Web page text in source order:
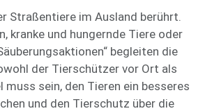
Straßentiere im Ausland berührt.
kranke und hungernde Tiere oder
begleiten die
der Tierschützer vor Ort als
muss sein, den Tieren ein besseres
und den Tier­schutz über die